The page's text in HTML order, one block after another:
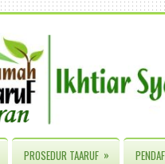
PROSEDUR TAARUF »